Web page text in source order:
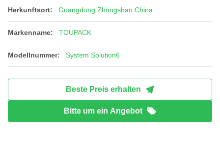
Herkunftsort: Guangdong Zhongshan China
Markenname: TOUPACK
Modellnummer: System Solution6
Beste Preis erhalten
Bitte um ein Angebot